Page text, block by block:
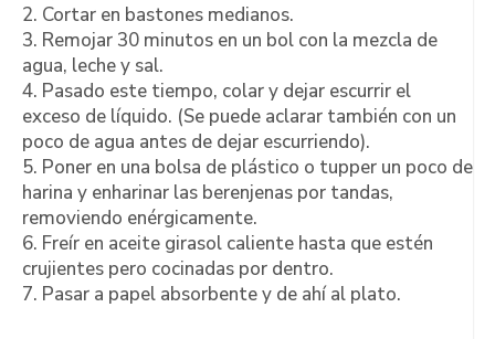
2. Cortar en bastones medianos.
3. Remojar 30 minutos en un bol con la mezcla de
agua, leche y sal.
4. Pasado este tiempo, colar y dejar escurrir el
exceso de líquido. (Se puede aclarar también con un
poco de agua antes de dejar escurriendo).
5. Poner en una bolsa de plástico o tupper un poco de
harina y enharinar las berenjenas por tandas,
removiendo enérgicamente.
6. Freír en aceite girasol caliente hasta que estén
crujientes pero cocinadas por dentro.
7. Pasar a papel absorbente y de ahí al plato.